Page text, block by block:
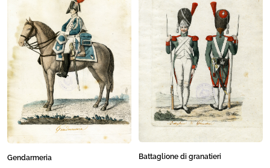
Gendarmeria Battaglione di granatieri